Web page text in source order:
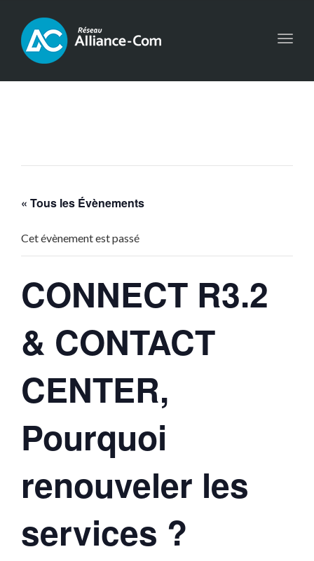
« Tous les Évènements
Cet évènement est passé
CONNECT R3.2
& CONTACT
CENTER,
Pourquoi
renouveler les
services ?